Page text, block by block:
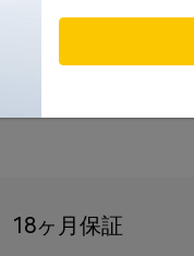
18ヶ月保証